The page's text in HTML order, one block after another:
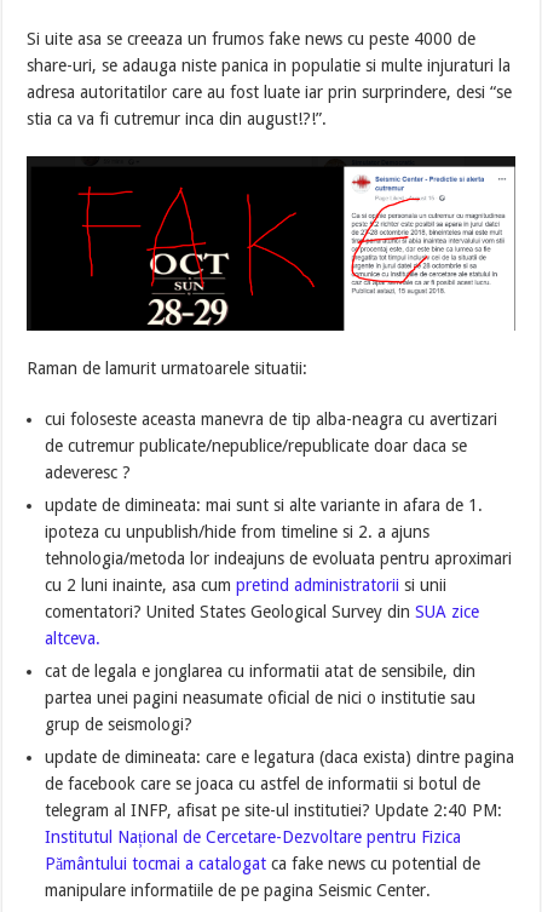
Si uite asa se creeaza un frumos fake news cu peste 4000 de
share-uri, se adauga niste panica in populatie si multe injuraturi la
adresa autoritatilor care au fost luate iar prin surprindere, desi “se
stia ca va fi cutremur inca din august!?!”.
Raman de lamurit urmatoarele situatii:
cui foloseste aceasta manevra de tip alba-neagra cu avertizari
de cutremur publicate/nepublice/republicate doar daca se
adeveresc ?
update de dimineata: mai sunt si alte variante in afara de 1.
ipoteza cu unpublish/hide from timeline si 2. a ajuns
tehnologia/metoda lor indeajuns de evoluata pentru aproximari
cu 2 luni inainte, asa cumpretind administratorii si unii
comentatori? United States Geological Survey dinSUA zice
altceva.
cat de legala e jonglarea cu informatii atat de sensibile, din
partea unei pagini neasumate oficial de nici o institutie sau
grup de seismologi?
update de dimineata: care e legatura (daca exista) dintre pagina
de facebook care se joaca cu astfel de informatii si botul de
telegram al INFP, afisat pe site-ul institutiei? Update 2:40 PM:
Institutul Național de Cercetare-Dezvoltare pentru Fizica
Pământului tocmai a catalogat ca fake news cu potential de
manipulare informatiile de pe pagina Seismic Center.